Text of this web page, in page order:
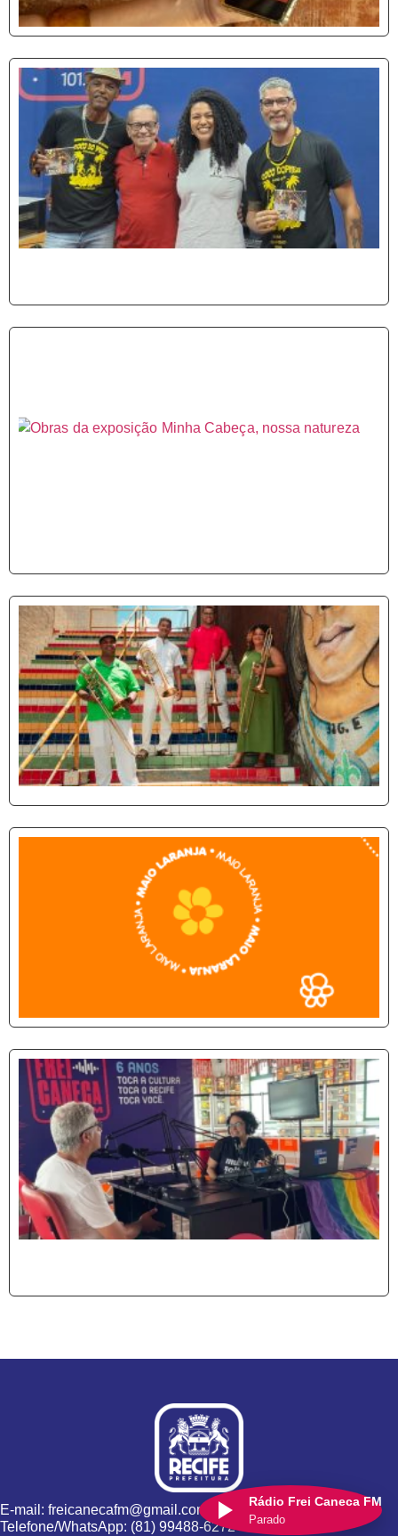
Rádio Frei Caneca FM
Parado
E-mail: freicanecafm@gmail.com
Telefone/WhatsApp: (81) 99488-6272